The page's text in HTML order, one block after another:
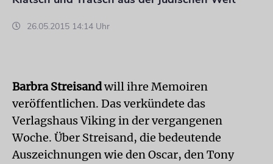
26.05.2015 14:14 Uhr
Barbra Streisandwill ihre Memoiren
veröffentlichen. Das verkündete das
Verlagshaus Viking in der vergangenen
Woche. Über Streisand, die bedeutende
Auszeichnungen wie den Oscar, den Tony